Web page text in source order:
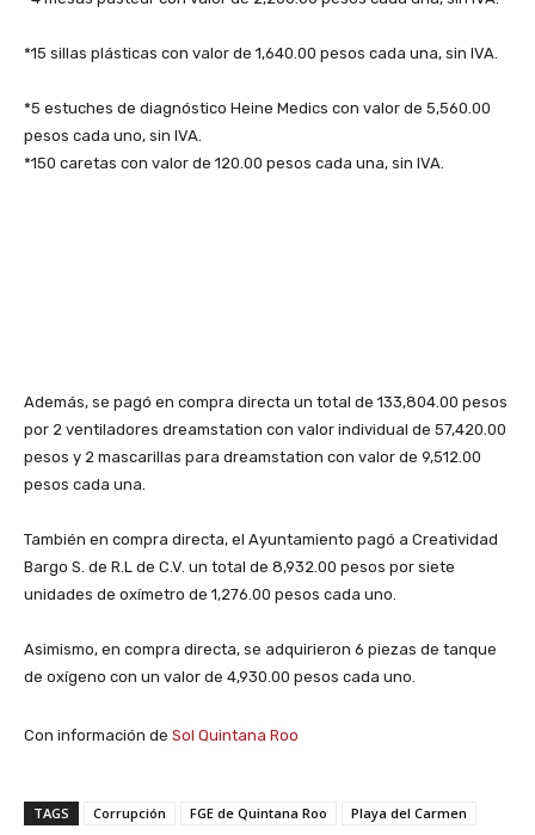
*15 sillas plásticas con valor de 1,640.00 pesos cada una, sin IVA.
*5 estuches de diagnóstico Heine Medics con valor de 5,560.00
pesos cada uno, sin IVA.
*150 caretas con valor de 120.00 pesos cada una, sin IVA.
Además, se pagó en compra directa un total de 133,804.00 pesos
por 2 ventiladores dreamstation con valor individual de 57,420.00
pesos y 2 mascarillas para dreamstation con valor de 9,512.00
pesos cada una.
También en compra directa, el Ayuntamiento pagó a Creatividad
Bargo S. de R.L de C.V. un total de 8,932.00 pesos por siete
unidades de oxímetro de 1,276.00 pesos cada uno.
Asimismo, en compra directa, se adquirieron 6 piezas de tanque
de oxígeno con un valor de 4,930.00 pesos cada uno.
Con información de Sol Quintana Roo
TAGS Corrupción FGE de Quintana Roo
Playa del Carmen